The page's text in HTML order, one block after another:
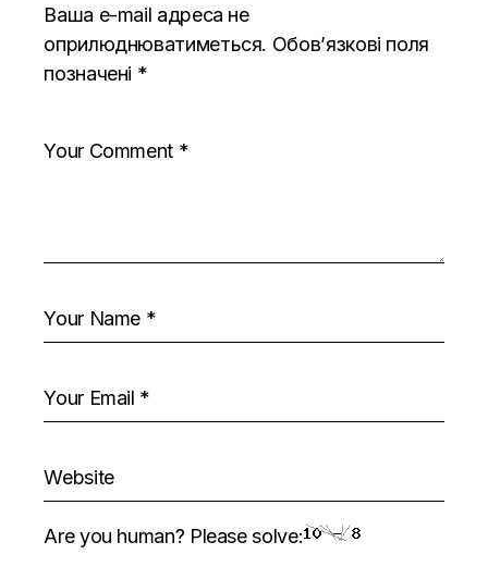
Ваша e-mail адреса не
оприлюднюватиметься. Обов’язкові поля
позначені *
Are you human? Please solve: